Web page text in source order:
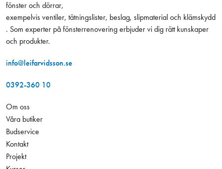
fönster och dörrar,
exempelvis ventiler, tätningslister, beslag, slipmaterial och klämskydd
. Som experter på fönsterrenovering erbjuder vi dig rätt kunskaper
och produkter.
info@leifarvidsson.se
0392-360 10
Om oss
Våra butiker
Budservice
Kontakt
Projekt